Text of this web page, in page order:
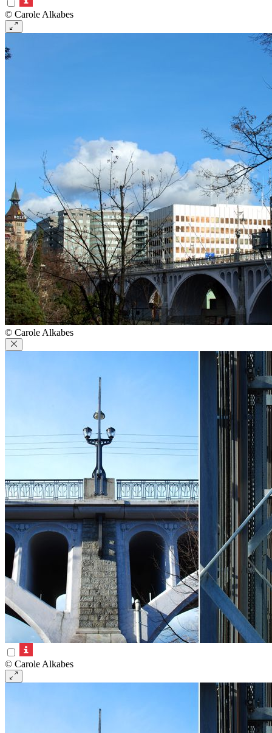
© Carole Alkabes
© Carole Alkabes
© Carole Alkabes